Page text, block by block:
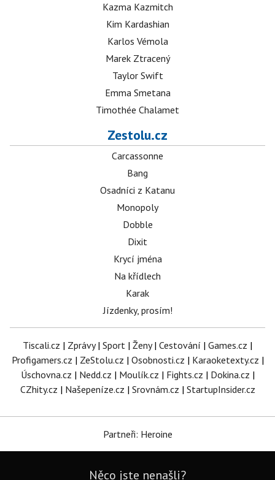
Kazma Kazmitch
Kim Kardashian
Karlos Vémola
Marek Ztracený
Taylor Swift
Emma Smetana
Timothée Chalamet
Zestolu.cz
Carcassonne
Bang
Osadníci z Katanu
Monopoly
Dobble
Dixit
Krycí jména
Na křídlech
Karak
Jízdenky, prosím!
Tiscali.cz | Zprávy| Sport | Ženy| Cestování | Games.cz |
Profigamers.cz | ZeStolu.cz | Osobnosti.cz | Karaoketexty.cz |
Úschovna.cz | Nedd.cz | Moulík.cz | Fights.cz | Dokina.cz |
CZhity.cz | Našepeníze.cz | Srovnám.cz | StartupInsider.cz
Partneři: Heroine
Něco jste nenašli?